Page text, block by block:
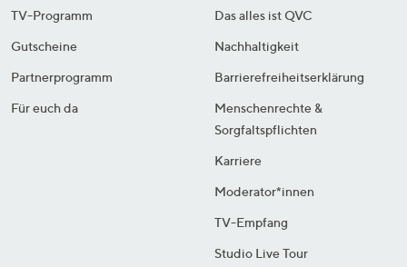
TV-Programm
Gutscheine
Partnerprogramm
Für euch da
Das alles ist QVC
Nachhaltigkeit
Barrierefreiheitserklärung
Menschenrechte &
Sorgfaltspflichten
Karriere
Moderator*innen
TV-Empfang
Studio Live Tour